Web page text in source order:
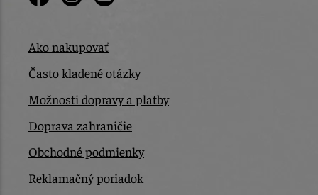
Ako nakupovať
Často kladené otázky
Možnosti dopravy a platby
Doprava zahraničie
Obchodné podmienky
Reklamačný poriadok